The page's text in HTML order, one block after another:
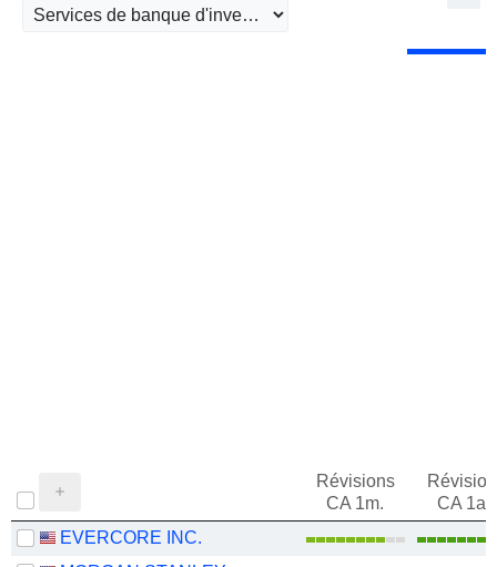
Révisions
CA 1m.
CA 1an
EVERCORE INC.